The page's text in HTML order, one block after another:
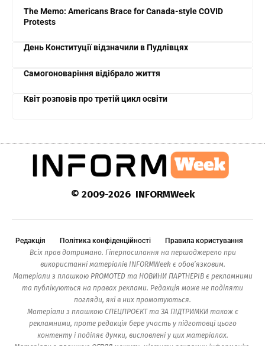
The Memo: Americans Brace for Canada-style COVID
Protests
День Конституції відзначили в Пудлівцях
Самогоноваріння відібрало життя
Квіт розповів про третій цикл освіти
© 2009-2026 INFORMWeek
Редакція Політика конфіденційності
Правила користування
Всіх прав дотримано. Гіперпосилання на першоджерело при
використанні матеріалів INFORMWeek є обов’язковим.
Матеріали з плашкою PROMOTED та НОВИНИ ПАРТНЕРІВ є рекламними
та публікуються на правах реклами. Редакція може не поділяти
погляди, які в них промотуються.
Матеріали з плашкою СПЕЦПРОЄКТ та ЗА ПІДТРИМКИ також є
рекламними, проте редакція бере участь у підготовці цього
контенту і поділяє думки, висловлені у цих матеріалах.